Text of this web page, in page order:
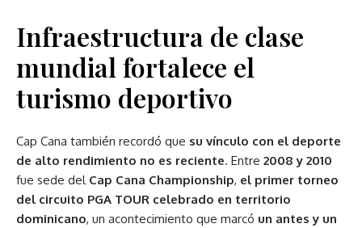
Infraestructura de clase
mundial fortalece el
turismo deportivo
Cap Cana también recordó que su vínculo con el deporte
de alto rendimiento no es reciente. Entre 2008 y 2010
fue sede del Cap Cana Championship, el primer torneo
del circuito PGA TOUR celebrado en territorio
dominicano, un acontecimiento que marcó un antes y un